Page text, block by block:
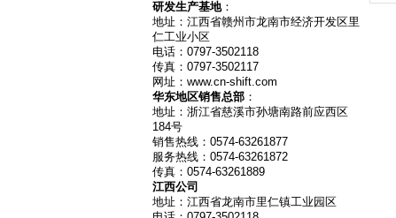
研发生产基地：
地址：江西省赣州市龙南市经济开发区里
仁工业小区
电话：0797-3502118
传真：0797-3502117
网址：www.cn-shift.com
华东地区销售总部 ：
地址：浙江省慈溪市孙塘南路前应西区
184号
销售热线：0574-63261877
服务热线：0574-63261872
传真：0574-63261889
江西公司
地址：江西省龙南市里仁镇工业园区